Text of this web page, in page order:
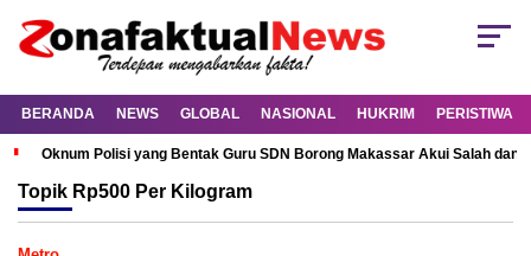
BERANDA NEWS GLOBAL NASIONAL HUKRIM PERISTIWA
Oknum Polisi yang Bentak Guru SDN Borong Makassar Akui Salah dan
Topik Rp500 Per Kilogram